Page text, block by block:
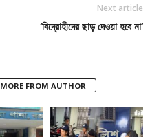
Next article
‘বিদ্রোহীদের ছাড় দেওয়া হবে না’
MORE FROM AUTHOR